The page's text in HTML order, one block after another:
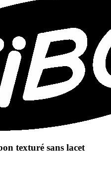
texturé sans lacet